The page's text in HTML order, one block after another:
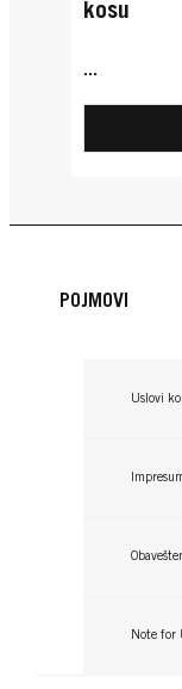
kosu
...
POJMOVI
Uslovi
Note for